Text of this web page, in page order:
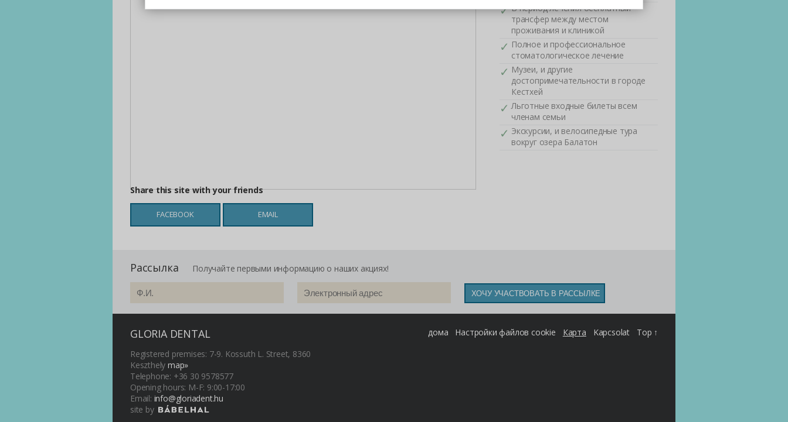
Share this site with your friends
FACEBOOK EMAIL
В период лечения бесплатный
трансфер между местом
проживания и клиникой
Полное и профессиональное
стоматологическое лечение
Музеи, и другие
достопримечательности в городе
Кестхей
Льготные входные билеты всем
членам семьи
Экскурсии, и велосипедные тура
вокруг озера Балатон
Рассылка Получайте первыми информацию о наших акциях!
GLORIA DENTAL
Registered premises: 7-9. Kossuth L. Street, 8360
Keszthely map»
Telephone: +36 30 9578577
Opening hours: M-F: 9:00-17:00
Email: info@gloriadent.hu
site by
Top ↑
дома Настройки файлов cookie Карта Kapcsolat